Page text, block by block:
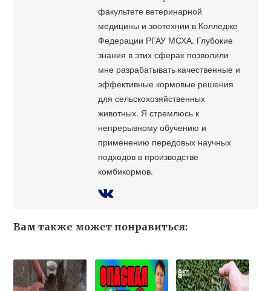
факультете ветеринарной
медицины и зоотехнии в Колледже
Федерации РГАУ МСХА. Глубокие
знания в этих сферах позволили
мне разрабатывать качественные и
эффективные кормовые решения
для сельскохозяйственных
животных. Я стремлюсь к
непрерывному обучению и
применению передовых научных
подходов в производстве
комбикормов.
Вам также может понравиться: